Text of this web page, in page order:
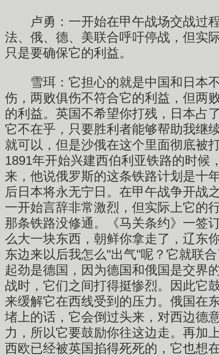
卢勇：一开始在甲午战场交战过
法、俄、德、美联合呼吁停战，但实
只是要确保它的利益。
雪珥：它担心的就是中国和日本
伤，两败俱伤不符合它的利益，但两
的利益。英国不希望你打残，日本占
它不在乎，只要胜利者能够帮助我继
就可以，但是沙俄在这个里面彻底被
1891年开始兴建西伯利亚铁路的时候
来，他说俄罗斯的这条铁路计划是十
后日本将永无宁日。在甲午战争开战
一开始言辞非常激烈，但实际上它的
那条铁路没修通。《马关条约》一签
么大一块东西，朝鲜你拿走了，辽东
东边来以后我怎么"出气"呢？它就联
起劲是德国，因为德国和俄国是交界
战时，它们之间打得挺惨烈。因此它
来缓解它在西线受到的压力。俄国在
堵上的话，它会倒过头来，对西边德
力，所以它要鼓励你往这边走。再加
西欧已经被英国掐得死死的，它也想